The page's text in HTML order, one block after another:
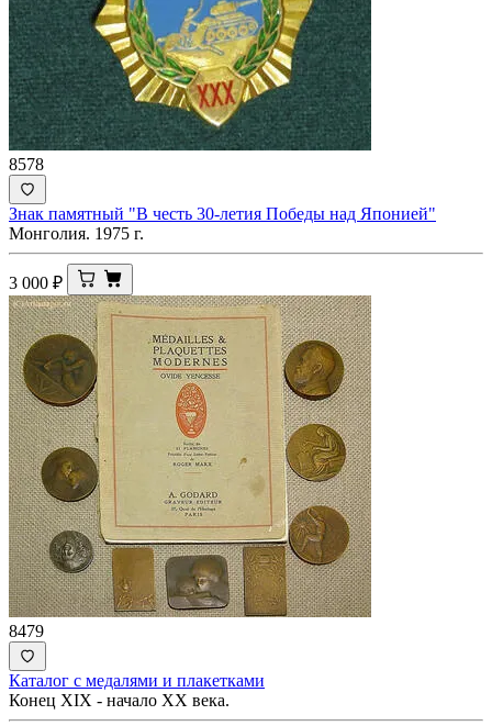
8578
Знак памятный "В честь 30-летия Победы над Японией"
Монголия. 1975 г.
3 000 ₽
8479
Каталог с медалями и плакетками
Конец XIX - начало XX века.